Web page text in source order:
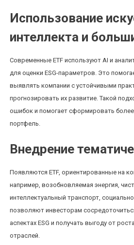
Использование
интеллекта и
Современные ETF используют AI и
для оценки ESG-параметров. Это
выявлять компании с устойчивыми
прогнозировать их развитие. Такой
ошибок и помогает сформировать
портфель.
Внедрение
Появляются ETF, ориентированные на
например, возобновляемая энергия,
интеллектуальный транспорт,
позволяют инвесторам
аспектах ESG и получать выгоду от
отраслей.